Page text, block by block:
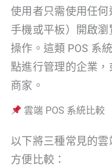
使用者只需使用任何
手機或平板）開啟
操作。這類 POS 系
點進行管理的企業
商家。
雲端 POS 系統比較
以下將三種常見的雲
方便比較：